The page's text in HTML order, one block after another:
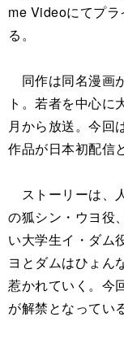
me Videoにてプ
る。
同作は同名漫画
ト。若者を中心に
月から放送。今回
作品が日本初配信
ストーリーは、
の狐シン・ウヨ役
い大学生イ・ダム
ヨとダムはひょん
惹かれていく。今
が解禁となっている